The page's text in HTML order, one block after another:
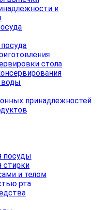
и
стола
воды
принадлежностей
посуды
стирки
и телом
рта